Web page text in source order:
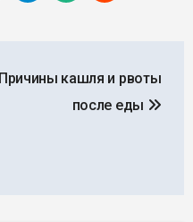
Причины кашля и рвоты
после еды